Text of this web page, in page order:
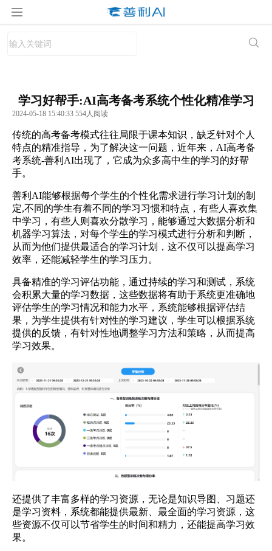
学习好帮手:AI高考备考系统个性化精准学习
2024-05-18 15:40:33 554人阅读
传统的高考备考模式往往局限于课本知识，缺乏针对个人
特点的精准指导，为了解决这一问题，近年来，AI高考备
考系统-善利AI出现了，它成为众多高中生的学习的好帮
手。
善利AI能够根据每个学生的个性化需求进行学习计划的制
定,不同的学生有着不同的学习习惯和特点，有些人喜欢集
中学习，有些人则喜欢分散学习，能够通过大数据分析和
机器学习算法，对每个学生的学习模式进行分析和判断，
从而为他们提供最适合的学习计划，这不仅可以提高学习
效率，还能减轻学生的学习压力。
具备精准的学习评估功能，通过持续的学习和测试，系统
会积累大量的学习数据，这些数据将有助于系统更准确地
评估学生的学习情况和能力水平，系统能够根据评估结
果，为学生提供有针对性的学习建议，学生可以根据系统
提供的反馈，有针对性地调整学习方法和策略，从而提高
学习效果。
还提供了丰富多样的学习资源，无论是知识导图、习题还
是学习资料，系统都能提供最新、最全面的学习资源，这
些资源不仅可以节省学生的时间和精力，还能提高学习效
果。